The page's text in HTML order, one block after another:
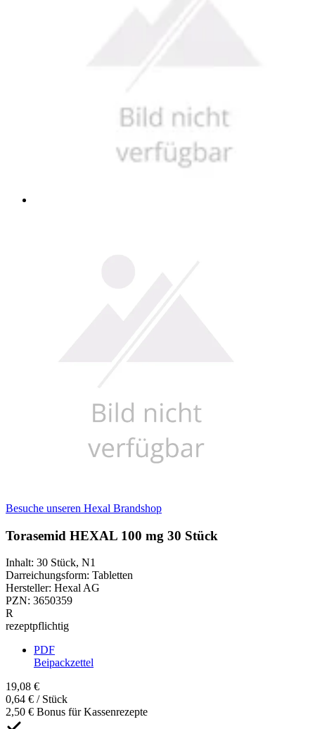
Besuche unseren Hexal Brandshop
Torasemid HEXAL 100 mg 30 Stück
Inhalt: 30 Stück, N1
Darreichungsform: Tabletten
Hersteller: Hexal AG
PZN: 3650359
R
rezeptpflichtig
PDF
Beipackzettel
19,08 €
0,64 € / Stück
2,50 € Bonus für Kassenrezepte